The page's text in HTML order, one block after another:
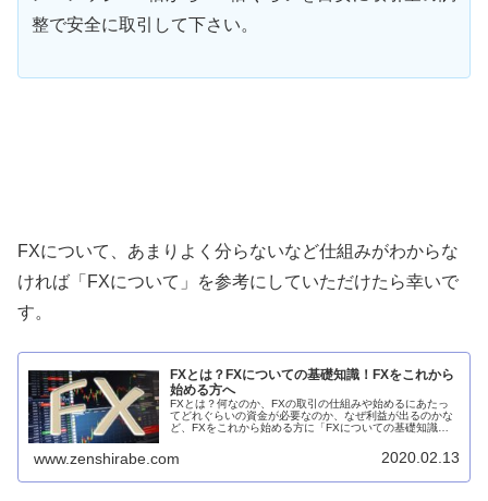
整で安全に取引して下さい。
FXについて、あまりよく分らないなど仕組みがわからな
ければ「FXについて」を参考にしていただけたら幸いで
す。
FXとは？FXについての基礎知識！FXをこれから
始める方へ
FXとは？何なのか、FXの取引の仕組みや始めるにあたっ
てどれぐらいの資金が必要なのか、なぜ利益が出るのかな
ど、FXをこれから始める方に「FXについての基礎知識」
www.zenshirabe.com 2020.02.13